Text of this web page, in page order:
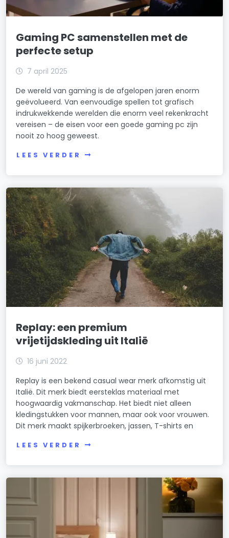
Gaming PC samenstellen met de
perfecte setup
7 april 2025
De wereld van gaming is de afgelopen jaren enorm
geëvolueerd. Van eenvoudige spellen tot grafisch
indrukwekkende werelden die enorm veel rekenkracht
vereisen – de eisen voor een goede gaming pc zijn
nooit zo hoog geweest.
LEES VERDER
Replay: een premium
vrijetijdskleding uit Italië
16 juni 2022
Replay is een bekend casual wear merk afkomstig uit
Italië. Dit merk biedt eersteklas materiaal met
hoogwaardig vakmanschap. Het biedt niet alleen
kledingstukken voor mannen, maar ook voor vrouwen.
Dit merk maakt spijkerbroeken, jassen, T-shirts en
LEES VERDER